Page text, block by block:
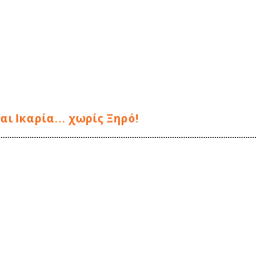
Ικαρία... χωρίς Ξηρό!